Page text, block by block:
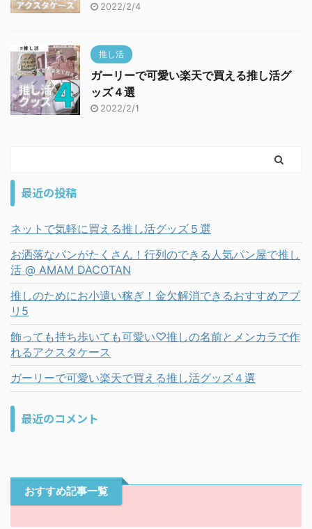
2022/2/4
推し活
ガーリーで可愛い楽天で買える推し活グ
ッズ４選
2022/2/1
最近の投稿
ネットで気軽に買える推し活グッズ５選
お洒落なパンがたくさん！行列のできる人気パン屋で推し
活 @ AMAM DACOTAN
推しのためにお小遣い稼ぎ！金欠解消できるおすすめアプ
リ5
飾っても持ち歩いても可愛い♡推しの名前とメンカラで作
れるアクスタケース
ガーリーで可愛い楽天で買える推し活グッズ４選
最近のコメント
おすすめ記事一覧